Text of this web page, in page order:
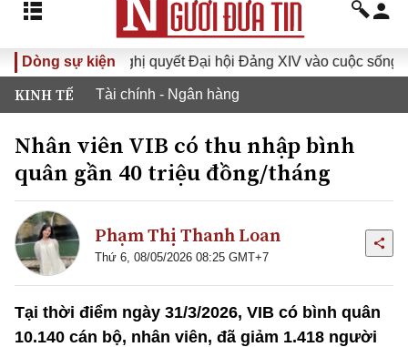
Dòng sự kiện
Đưa Nghị quyết Đại hội Đảng XIV vào cuộc sống
KINH TẾ Tài chính - Ngân hàng
Nhân viên VIB có thu nhập bình
quân gần 40 triệu đồng/tháng
Phạm Thị Thanh Loan
Thứ 6, 08/05/2026 08:25 GMT+7
Tại thời điểm ngày 31/3/2026, VIB có bình quân
10.140 cán bộ, nhân viên, đã giảm 1.418 người